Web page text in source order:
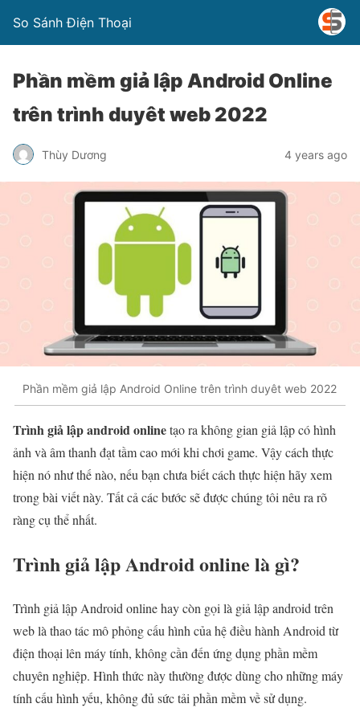
So Sánh Điện Thoại
Phần mềm giả lập Android Online
trên trình duyêt web 2022
Thùy Dương 4 years ago
Phần mềm giả lập Android Online trên trình duyêt web 2022
Trình giả lập android onlinetạo ra không gian giả lập có hình
ảnh và âm thanh đạt tầm cao mới khi chơi game. Vậy cách thực
hiện nó như thế nào, nếu bạn chưa biết cách thực hiện hãy xem
trong bài viết này. Tất cả các bước sẽ được chúng tôi nêu ra rõ
ràng cụ thể nhất.
Trình giả lập Android online là gì?
Trình giả lập Android onlinehay còn gọi là giả lập android trên
web là thao tác mô phỏng cấu hình của hệ điều hành Android từ
điện thoại lên máy tính, không cần đến ứng dụng phần mềm
chuyên nghiệp. Hình thức này thường được dùng cho những máy
tính cấu hình yếu, không đủ sức tải phần mềm về sử dụng.